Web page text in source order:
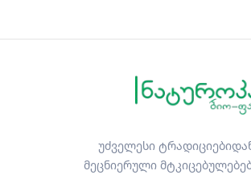
უძველესი
მეცნიერული